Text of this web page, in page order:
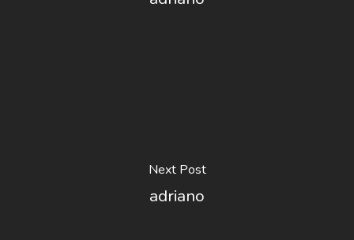
Next Post
adriano